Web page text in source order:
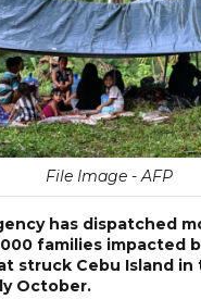
File Image - AFP
has dispatched
families impacted
struck Cebu Island in
October.